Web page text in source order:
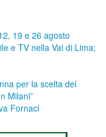
19 e 26 agosto
e TV nella Val di Lima;
per la scelta del
Milani”
Fornaci